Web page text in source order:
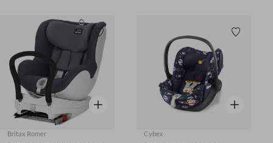
Liste de souhaits
Aperçu rapide
Britax Romer
Liste de
Aperçu
Cybex